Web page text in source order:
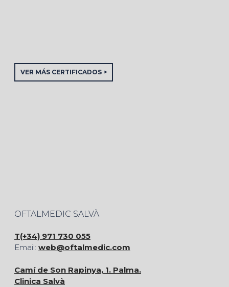
VER MÁS CERTIFICADOS >
OFTALMEDIC SALVÀ
T(+34) 971 730 055
Email: web@oftalmedic.com
Camí de Son Rapinya, 1. Palma.
Clinica Salvà